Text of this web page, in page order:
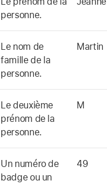
personne.
Le nom de
famille de la
personne.
Martin
Le deuxième
prénom de la
personne.
M
Un numéro de
badge ou un
49